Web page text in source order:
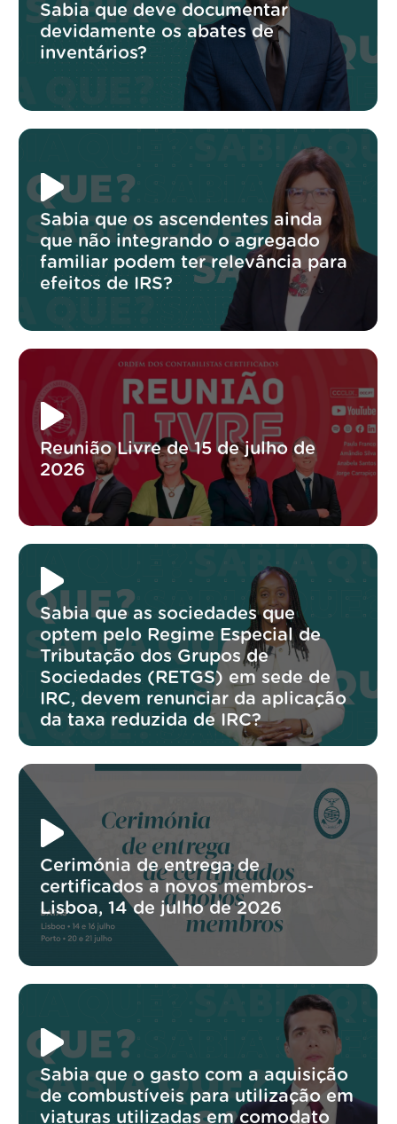
Sabia que deve documentar
devidamente os abates de
inventários?
Sabia que os ascendentes ainda
que não integrando o agregado
familiar podem ter relevância para
efeitos de IRS?
Reunião Livre de 15 de julho de
2026
Sabia que as sociedades que
optem pelo Regime Especial de
Tributação dos Grupos de
Sociedades (RETGS) em sede de
IRC, devem renunciar da aplicação
da taxa reduzida de IRC?
Cerimónia de entrega de
certificados a novos membros-
Lisboa, 14 de julho de 2026
Sabia que o gasto com a aquisição
de combustíveis para utilização em
viaturas utilizadas em comodato